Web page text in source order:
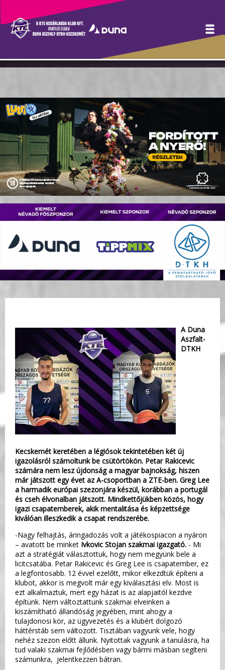
Mindkét új légiósunk igazi
csapatember
A Duna
Aszfalt-
DTKH
Kecskemét keretében a légiósok tekintetében két új
igazolásról számoltunk be csütörtökön. Petar Rakicevic
számára nem lesz újdonság a magyar bajnokság, hiszen
már játszott egy évet az A-csoportban a ZTE-ben. Greg Lee
a harmadik európai szezonjára készül, korábban a portugál
és cseh élvonalban játszott. Mindkettőjükben közös, hogy
igazi csapatemberek, akik mentalitása és képzettsége
kiválóan illeszkedik a csapat rendszerébe.
-Nagy felhajtás, áringadozás volt a játékospiacon a nyáron
– avatott be minket Ivkovic Stojan szakmai igazgató. - Mi
azt a stratégiát választottuk, hogy nem megyünk bele a
licitcsatába. Petar Rakicevic és Greg Lee is csapatember, ez
a legfontosabb. 12 évvel ezelőtt, mikor elkezdtük építeni a
klubot, akkor is megvolt már egy kiválasztási elv. Most is
ezt alkalmaztuk, mert egy házat is az alapjaitól kezdve
építünk. Nem változtattunk szakmai elveinken a
kiszámítható állandóság jegyében, mint ahogy a
tulajdonosi kör, az ügyvezetés és a klubért dolgozó
háttérstáb sem változott. Tisztában vagyunk vele, hogy
nehéz szezon előtt állunk. Nyitottak vagyunk a tanulásra, ha
tud valaki szakmai fejlődésben vagy bármi másban segíteni
számunkra, jelentkezzen bátran.